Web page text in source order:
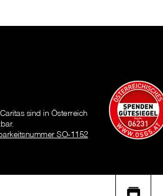
sind in Österreich
SO-1152